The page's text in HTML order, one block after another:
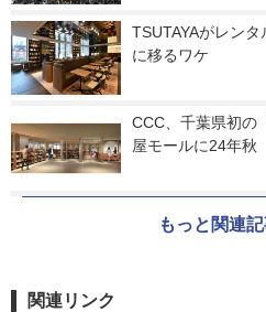
TSUTAYAがレンタ
に移るワケ
CCC、千葉県初の
屋モールに24年秋
もっと関連
関連リンク